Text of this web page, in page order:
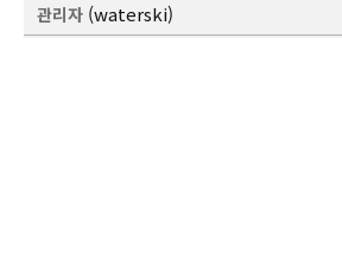
관리자(waterski)